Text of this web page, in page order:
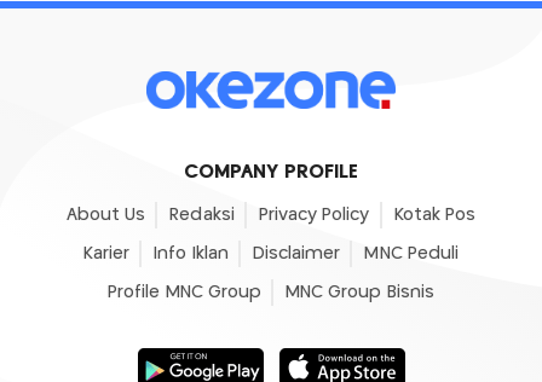
COMPANY PROFILE
About Us Redaksi Privacy Policy Kotak Pos
Karier Info Iklan Disclaimer MNC Peduli
Profile MNC Group MNC Group Bisnis